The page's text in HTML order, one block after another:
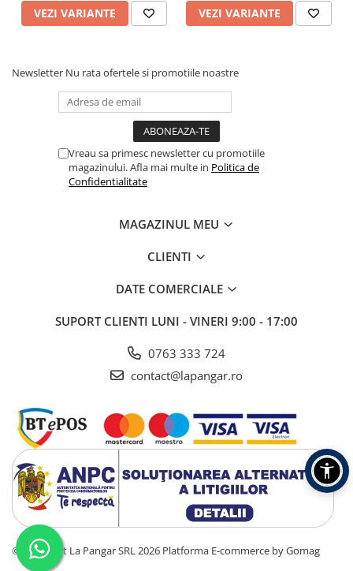
VEZI VARIANTE VEZI VARIANTE
Newsletter Nu rata ofertele si promotiile noastre
Vreau sa primesc newsletter cu promotiile
magazinului. Afla mai multe in Politica de
Confidentialitate
MAGAZINUL MEU
CLIENTI
DATE COMERCIALE
SUPORT CLIENTI LUNI - VINERI 9:00 - 17:00
0763 333 724
contact@lapangar.ro
©Copyright La Pangar SRL 2026 Platforma E-commerce by Gomag